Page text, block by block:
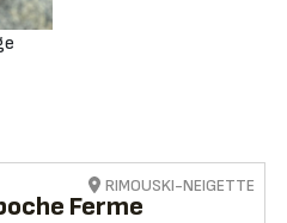
Ferme
RIMOUSKI-NEIGETTE